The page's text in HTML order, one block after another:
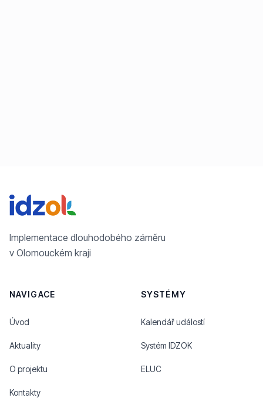
Implementace dlouhodobého záměru
v Olomouckém kraji
NAVIGACE
Úvod
Aktuality
O projektu
Kontakty
SYSTÉMY
Kalendář událostí
Systém IDZOK
ELUC